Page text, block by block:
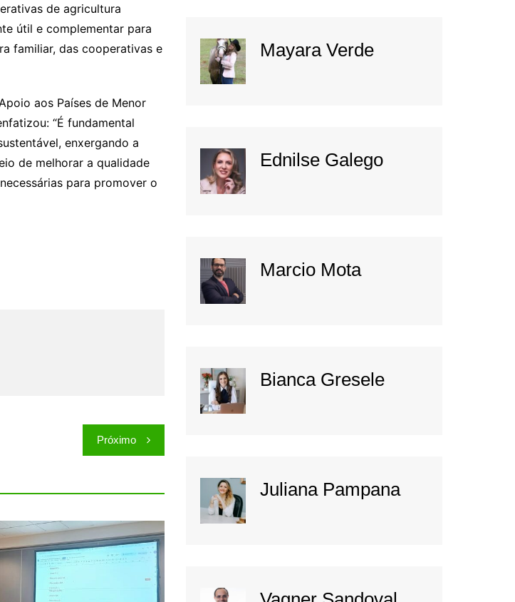
de agricultura
útil e complementar para
familiar, das cooperativas e
aos Países de Menor
“É fundamental
enxergando a
de melhorar a qualidade
para promover o
Próximo
Mayara Verde
Ednilse Galego
Marcio Mota
Bianca Gresele
Juliana Pampana